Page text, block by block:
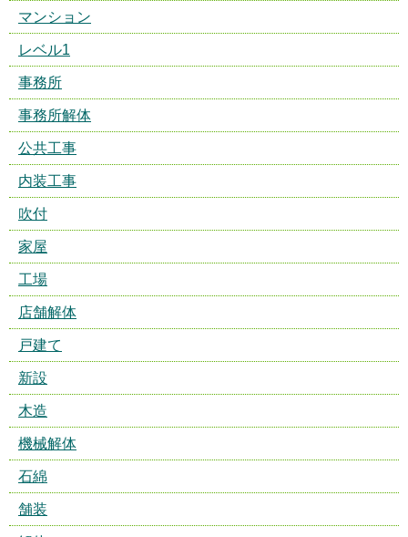
マンション
レベル1
事務所
事務所解体
公共工事
内装工事
吹付
家屋
工場
店舗解体
戸建て
新設
木造
機械解体
石綿
舗装